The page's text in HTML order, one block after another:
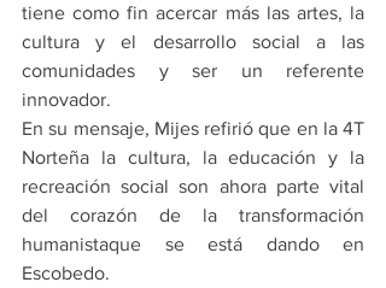
tiene como fin acercar más las artes, la
cultura y el desarrollo social a las
comunidades y ser un referente
innovador.
En su mensaje, Mijes refirió que en la 4T
Norteña la cultura, la educación y la
recreación social son ahora parte vital
del corazón de la transformación
humanistaque se está dando en
Escobedo.